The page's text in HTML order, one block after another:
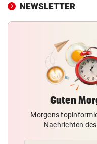
NEWSLETTER
Guten
Morgens
Nachrichten